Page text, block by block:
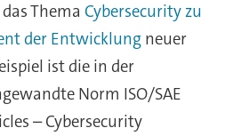
Thema Cybersecurity zu
der Entwicklungneuer
ist die in der
Norm ISO/SAE
– Cybersecurity